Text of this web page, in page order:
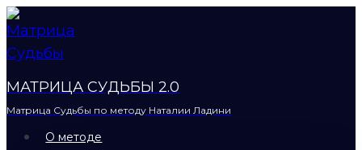
Перейти
к
содержимому
МАТРИЦА СУДЬБЫ 2.0
Матрица Судьбы по методу Наталии Ладини
О методе